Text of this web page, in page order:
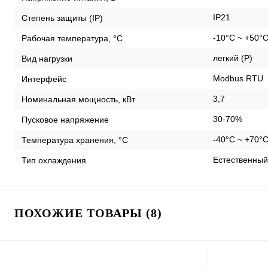
Степень защиты (IP) IP21
Рабочая температура, °С -10°C ~ +50°C
Вид нагрузки легкий (P)
Интерфейс Modbus RTU
Номинальная мощность, кВт 3,7
Пусковое напряжение 30-70%
Температура хранения, °С -40°C ~ +70°C
Тип охлаждения Естественный
ПОХОЖИЕ ТОВАРЫ (8)